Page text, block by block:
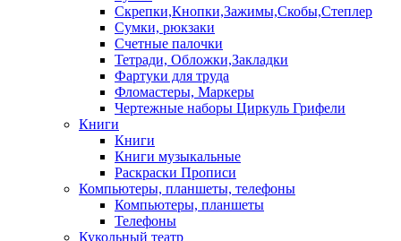
Скрепки,Кнопки,Зажимы,Скобы,Степлер
Сумки, рюкзаки
Счетные палочки
Тетради, Обложки,Закладки
Фартуки для труда
Фломастеры, Маркеры
Чертежные наборы Циркуль Грифели
Книги
Книги
Книги музыкальные
Раскраски Прописи
Компьютеры, планшеты, телефоны
Компьютеры, планшеты
Телефоны
Кукольный театр